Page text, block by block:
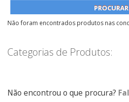
Não foram encontrados produtos nas
Categorias de Produtos:
Não encontrou o que procura?